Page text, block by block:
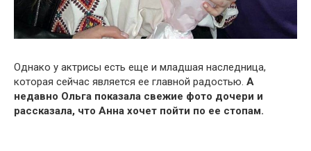
Однако у актрисы есть еще и младшая наследница,
которая сейчас является ее главной радостью. А
недавно Ольга показала свежие фото дочери и
рассказала, что Анна хочет пойти по ее стопам.